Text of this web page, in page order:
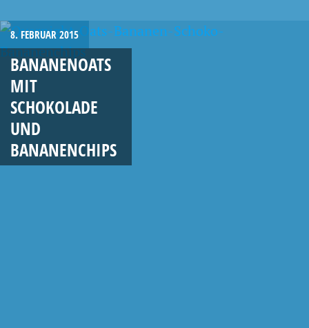
8. FEBRUAR 2015
BANANENOATS
MIT
SCHOKOLADE
UND
BANANENCHIPS